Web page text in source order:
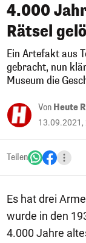
4.000
Rätsel
Ein Artefakt aus
gebracht, nun
Museum die
Von Heute
13.09.2021,
Teilen
Es hat drei
wurde in den
4.000 Jahre